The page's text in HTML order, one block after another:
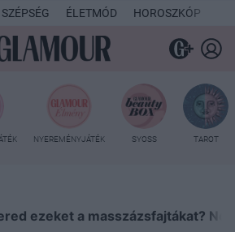
SZÉPSÉG ÉLETMÓD HOROSZKÓP
NYEREMÉNYJÁTÉK SYOSS TAROT
ezeket a masszázsfajtákat?